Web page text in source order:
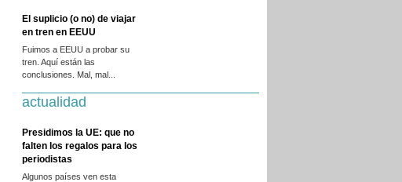
El suplicio (o no) de viajar
en tren en EEUU
Fuimos a EEUU a probar su
tren. Aquí están las
conclusiones. Mal, mal...
actualidad
Presidimos la UE: que no
falten los regalos para los
periodistas
Algunos países ven esta